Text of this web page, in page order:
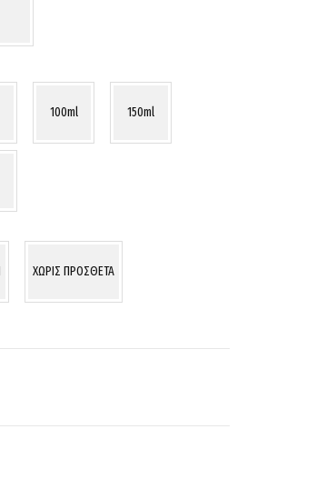
100ml 150ml
ΧΩΡΙΣ ΠΡΟΣΘΕΤΑ